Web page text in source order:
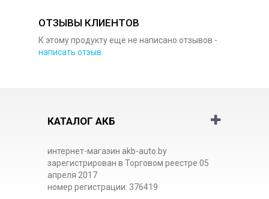
ОТЗЫВЫ КЛИЕНТОВ
К этому продукту еще не написано отзывов -
написать отзыв
КАТАЛОГ АКБ
интернет-магазин akb-auto.by
зарегистрирован в Торговом реестре 05
апреля 2017
номер регистрации: 376419